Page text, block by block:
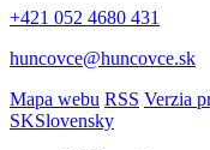
+421 052 4680 431
huncovce@huncovce.sk
Mapa webu RSS Verzia
SKSlovensky